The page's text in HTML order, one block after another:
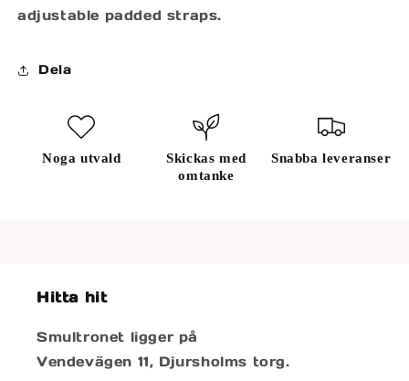
adjustable padded straps.
Dela
Noga utvald
Skickas med
omtanke
Snabba leveranser
Hitta hit
Smultronet ligger på
Vendevägen 11, Djursholms torg.